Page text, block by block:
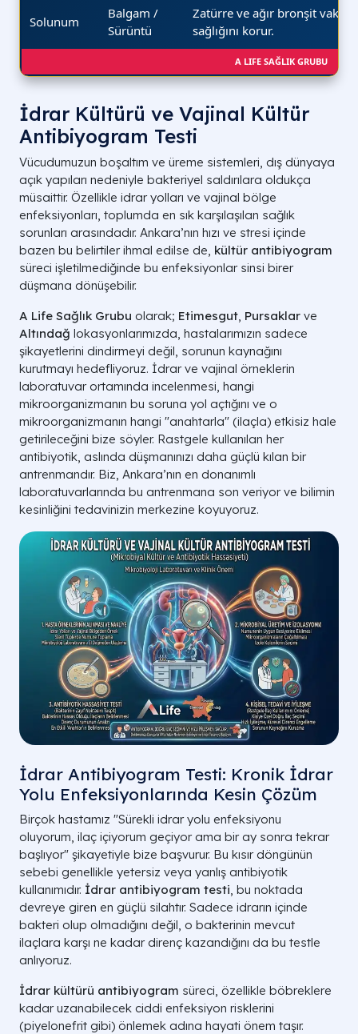
Solunum
Balgam /
Sürüntü
Zatürre ve ağır bronşit
sağlığını korur.
A LIFE SAĞLIK GRUBU
İdrar Kültürü ve Vajinal Kültür
Antibiyogram Testi
Vücudumuzun boşaltım ve üreme sistemleri, dış dünyaya
açık yapıları nedeniyle bakteriyel saldırılara oldukça
müsaittir. Özellikle idrar yolları ve vajinal bölge
enfeksiyonları, toplumda en sık karşılaşılan sağlık
sorunları arasındadır. Ankara’nın hızı ve stresi içinde
bazen bu belirtiler ihmal edilse de, kültür antibiyogram
süreci işletilmediğinde bu enfeksiyonlar sinsi birer
düşmana dönüşebilir.
A Life Sağlık Grubu olarak; Etimesgut, Pursaklar ve
Altındağ lokasyonlarımızda, hastalarımızın sadece
şikayetlerini dindirmeyi değil, sorunun kaynağını
kurutmayı hedefliyoruz. İdrar ve vajinal örneklerin
laboratuvar ortamında incelenmesi, hangi
mikroorganizmanın bu soruna yol açtığını ve o
mikroorganizmanın hangi "anahtarla" (ilaçla) etkisiz hale
getirileceğini bize söyler. Rastgele kullanılan her
antibiyotik, aslında düşmanınızı daha güçlü kılan bir
antrenmandır. Biz, Ankara’nın en donanımlı
laboratuvarlarında bu antrenmana son veriyor ve bilimin
kesinliğini tedavinizin merkezine koyuyoruz.
İdrar Antibiyogram Testi: Kronik İdrar
Yolu Enfeksiyonlarında Kesin Çözüm
Birçok hastamız "Sürekli idrar yolu enfeksiyonu
oluyorum, ilaç içiyorum geçiyor ama bir ay sonra tekrar
başlıyor" şikayetiyle bize başvurur. Bu kısır döngünün
sebebi genellikle yetersiz veya yanlış antibiyotik
kullanımıdır. İdrar antibiyogram testi, bu noktada
devreye giren en güçlü silahtır. Sadece idrarın içinde
bakteri olup olmadığını değil, o bakterinin mevcut
ilaçlara karşı ne kadar direnç kazandığını da bu testle
anlıyoruz.
İdrar kültürü antibiyogram süreci, özellikle böbreklere
kadar uzanabilecek ciddi enfeksiyon risklerini
(piyelonefrit gibi) önlemek adına hayati önem taşır.